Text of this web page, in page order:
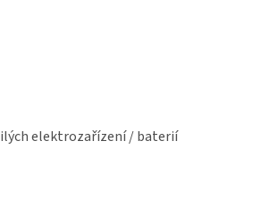
elektrozařízení / baterií